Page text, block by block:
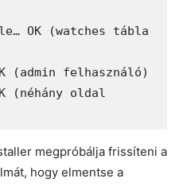
OK (watches tábla
(admin felhasználó)
(néhány oldal
megpróbálja frissíteni a
hogy elmentse a